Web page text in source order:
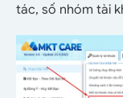
tác, số nhóm tài